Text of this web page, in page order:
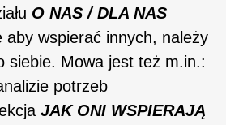
O NAS / DLA NAS
aby wspierać innych, należy
siebie. Mowa jest też m.in.:
potrzeb
JAK ONI WSPIERAJĄ